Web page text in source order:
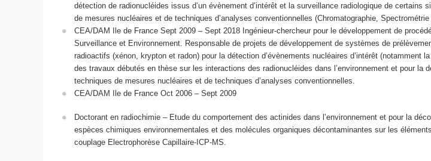
détection de radionucléides issus d’un évènement d’intérêt et la surveillance radiologique de certains
de mesures nucléaires et de techniques d’analyses conventionnelles (Chromatographie,
CEA/DAM Ile de France Sept 2009 – Sept 2018 Ingénieur-chercheur pour le développement de
Surveillance et Environnement. Responsable de projets de développement de systèmes de
radioactifs (xénon, krypton et radon) pour la détection d’évènements nucléaires d’intérêt (notamment
des travaux débutés en thèse sur les interactions des radionucléides dans l’environnement et pour la
techniques de mesures nucléaires et de techniques d’analyses conventionnelles.
CEA/DAM Ile de France Oct 2006 – Sept 2009
Doctorant en radiochimie – Etude du comportement des actinides dans l’environnement et pour la
espèces chimiques environnementales et des molécules organiques décontaminantes sur les
couplage Electrophorèse Capillaire-ICP-MS.